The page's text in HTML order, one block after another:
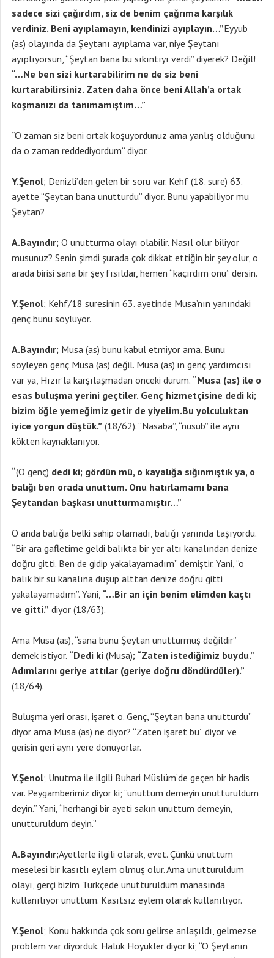
sadece sizi çağırdım, siz de benim çağrıma karşılık
verdiniz. Beni ayıplamayın, kendinizi ayıplayın…”Eyyub
(as) olayında da Şeytanı ayıplama var, niye Şeytanı
ayıplıyorsun, “Şeytan bana bu sıkıntıyı verdi” diyerek? Değil!
“…Ne ben sizi kurtarabilirim ne de siz beni
kurtarabilirsiniz. Zaten daha önce beni Allah’a ortak
koşmanızı da tanımamıştım…”
“O zaman siz beni ortak koşuyordunuz ama yanlış olduğunu
da o zaman reddediyordum“ diyor.
Y.Şenol; Denizli’den gelen bir soru var. Kehf (18. sure) 63.
ayette “Şeytan bana unutturdu” diyor. Bunu yapabiliyor mu
Şeytan?
A.Bayındır; O unutturma olayı olabilir. Nasıl olur biliyor
musunuz? Senin şimdi şurada çok dikkat ettiğin bir şey olur, o
arada birisi sana bir şey fısıldar, hemen “kaçırdım onu” dersin.
Y.Şenol; Kehf/18 suresinin 63. ayetinde Musa’nın yanındaki
genç bunu söylüyor.
A.Bayındır; Musa (as) bunu kabul etmiyor ama. Bunu
söyleyen genç Musa (as) değil. Musa (as)’ın genç yardımcısı
var ya, Hızır’la karşılaşmadan önceki durum. “Musa (as) ile o
esas buluşma yerini geçtiler. Genç hizmetçisine dedi ki;
bizim öğle yemeğimiz getir de yiyelim.Bu yolculuktan
iyice yorgun düştük.” (18/62). “Nasaba”, “nusub” ile aynı
kökten kaynaklanıyor.
“(O genç) dedi ki; gördün mü, o kayalığa sığınmıştık ya, o
balığı ben orada unuttum. Onu hatırlamamı bana
Şeytandan başkası unutturmamıştır…”
O anda balığa belki sahip olamadı, balığı yanında taşıyordu.
“Bir ara gafletime geldi balıkta bir yer altı kanalından denize
doğru gitti. Ben de gidip yakalayamadım” demiştir. Yani, “o
balık bir su kanalına düşüp alttan denize doğru gitti
yakalayamadım”. Yani, “…Bir an için benim elimden kaçtı
ve gitti.” diyor (18/63).
Ama Musa (as), “sana bunu Şeytan unutturmuş değildir”
demek istiyor. “Dedi ki (Musa); “Zaten istediğimiz buydu.”
Adımlarını geriye attılar (geriye doğru döndürdüler).”
(18/64).
Buluşma yeri orası, işaret o. Genç, “Şeytan bana unutturdu”
diyor ama Musa (as) ne diyor? “Zaten işaret bu” diyor ve
gerisin geri aynı yere dönüyorlar.
Y.Şenol; Unutma ile ilgili Buhari Müslüm’de geçen bir hadis
var. Peygamberimiz diyor ki; “unuttum demeyin unutturuldum
deyin.” Yani, “herhangi bir ayeti sakın unuttum demeyin,
unutturuldum deyin.”
A.Bayındır;Ayetlerle ilgili olarak, evet. Çünkü unuttum
meselesi bir kasıtlı eylem olmuş olur. Ama unutturuldum
olayı, gerçi bizim Türkçede unutturuldum manasında
kullanılıyor unuttum. Kasıtsız eylem olarak kullanılıyor.
Y.Şenol; Konu hakkında çok soru gelirse anlaşıldı, gelmezse
problem var diyorduk. Haluk Höyükler diyor ki; “O Şeytanın